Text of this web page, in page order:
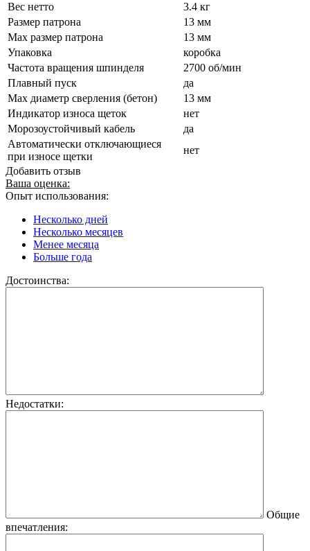
Вес нетто
3.4 кг
Размер патрона
13 мм
Max размер патрона
13 мм
Упаковка
коробка
Частота вращения шпинделя
2700 об/мин
Плавный пуск
да
Мах диаметр сверления (бетон)
13 мм
Индикатор износа щеток
нет
Морозоустойчивый кабель
да
Автоматически отключающиеся
при износе щетки
нет
Добавить отзыв
Ваша оценка:
Опыт использования:
Несколько дней
Несколько месяцев
Менее месяца
Больше года
Достоинства:
Недостатки:
Общие
впечатления: